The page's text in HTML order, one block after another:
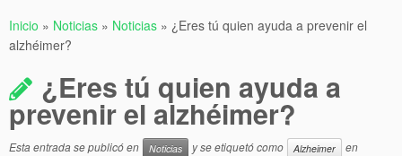
contenido
Inicio » Noticias » Noticias » ¿Eres tú quien ayuda a prevenir el
alzhéimer?
¿Eres tú quien ayuda a
prevenir el alzhéimer?
Esta entrada se publicó en Noticias y se etiquetó como Alzheimer
en